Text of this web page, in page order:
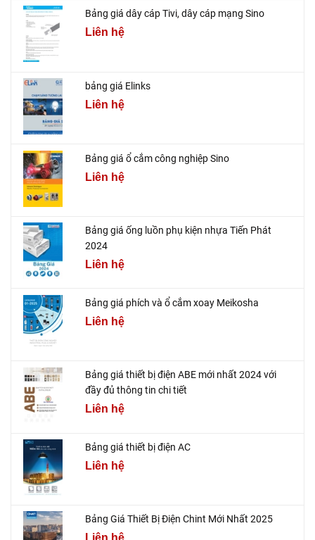
Bảng giá dây cáp Tivi, dây cáp mạng Sino
Liên hệ
bảng giá Elinks
Liên hệ
Bảng giá ổ cắm công nghiệp Sino
Liên hệ
Bảng giá ống luồn phụ kiện nhựa Tiến Phát
2024
Liên hệ
Bảng giá phích và ổ cắm xoay Meikosha
Liên hệ
Bảng giá thiết bị điện ABE mới nhất 2024 với
đầy đủ thông tin chi tiết
Liên hệ
Bảng giá thiết bị điện AC
Liên hệ
Bảng Giá Thiết Bị Điện Chint Mới Nhất 2025